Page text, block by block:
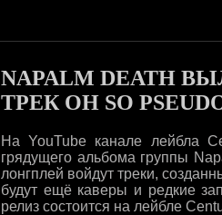
NAPALM DEATH
ТРЕК OH SO
На YouTube канале лейбла
грядущего альбома группы
лонгплей войдут треки,
будут ещё каверы и редкие
релиз состоится на лейбле